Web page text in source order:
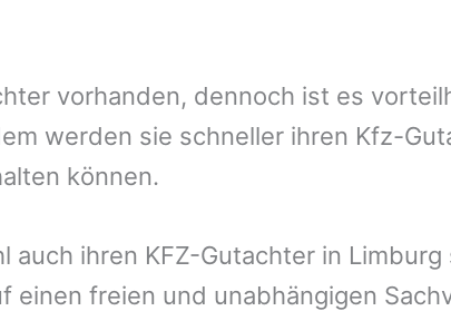
vorhanden, dennoch ist es
werden sie schneller ihren Kfz-
können.
auch ihren KFZ-Gutachter in Limburg
einen freien und unabhängigen